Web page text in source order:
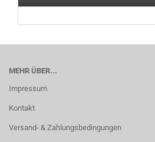
MEHR ÜBER...
Impressum
Kontakt
Versand- & Zahlungsbedingungen